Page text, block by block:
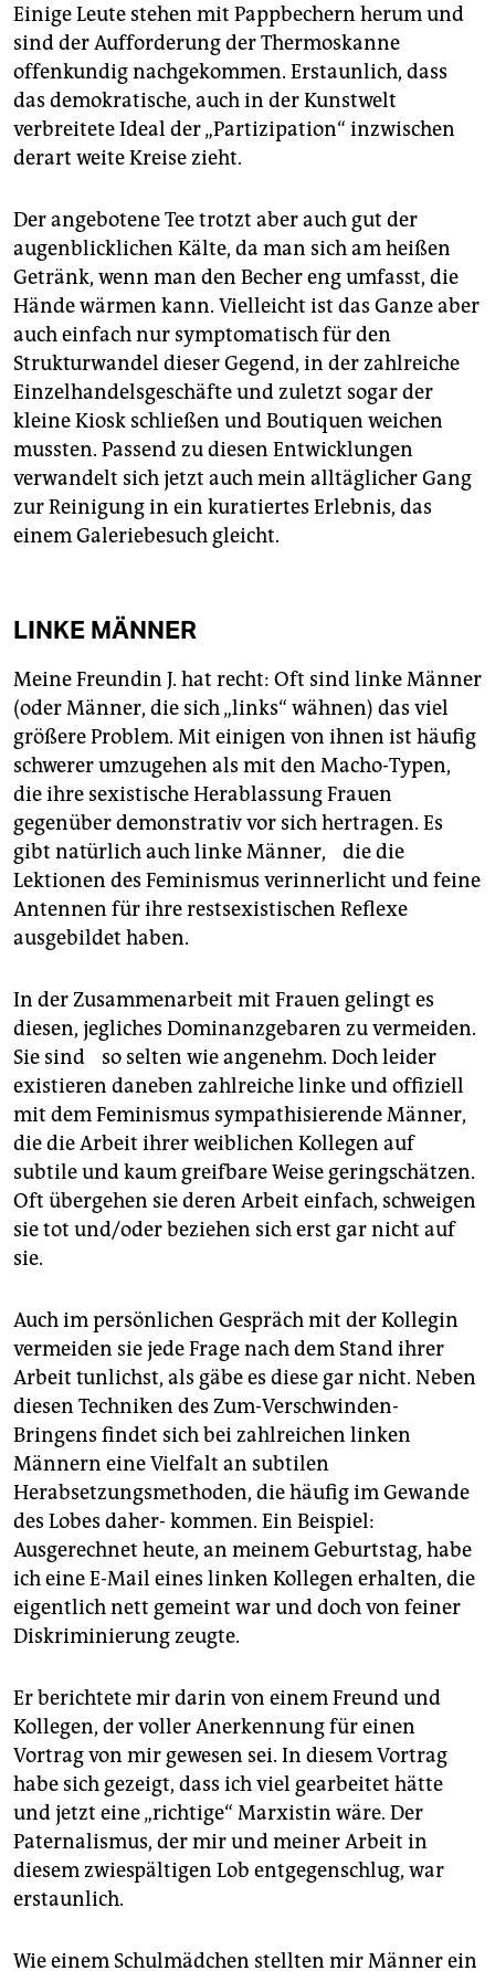
Einige Leute stehen mit Pappbechern herum und
sind der Aufforderung der Thermoskanne
offenkundig nachgekommen. Erstaunlich, dass
das demokratische, auch in der Kunstwelt
verbreitete Ideal der „Partizipation“ inzwischen
derart weite Kreise zieht.
Der angebotene Tee trotzt aber auch gut der
augenblicklichen Kälte, da man sich am heißen
Getränk, wenn man den Becher eng umfasst, die
Hände wärmen kann. Vielleicht ist das Ganze aber
auch einfach nur symptomatisch für den
Strukturwandel dieser Gegend, in der zahlreiche
Einzelhandelsgeschäfte und zuletzt sogar der
kleine Kiosk schließen und Boutiquen weichen
mussten. Passend zu diesen Entwicklungen
verwandelt sich jetzt auch mein alltäglicher Gang
zur Reinigung in ein kuratiertes Erlebnis, das
einem Galeriebesuch gleicht.
LINKE MÄNNER
Meine Freundin J. hat recht: Oft sind linke Männer
(oder Männer, die sich „links“ wähnen) das viel
größere Problem. Mit einigen von ihnen ist häufig
schwerer umzugehen als mit den Macho-Typen,
die ihre sexistische Herablassung Frauen
gegenüber demonstrativ vor sich hertragen. Es
gibt natürlich auch linke Männer, die die
Lektionen des Feminismus verinnerlicht und feine
Antennen für ihre restsexistischen Reflexe
ausgebildet haben.
In der Zusammenarbeit mit Frauen gelingt es
diesen, jegliches Dominanzgebaren zu vermeiden.
Sie sind so selten wie angenehm. Doch leider
existieren daneben zahlreiche linke und offiziell
mit dem Feminismus sympathisierende Männer,
die die Arbeit ihrer weiblichen Kollegen auf
subtile und kaum greifbare Weise geringschätzen.
Oft übergehen sie deren Arbeit einfach, schweigen
sie tot und/oder beziehen sich erst gar nicht auf
sie.
Auch im persönlichen Gespräch mit der Kollegin
vermeiden sie jede Frage nach dem Stand ihrer
Arbeit tunlichst, als gäbe es diese gar nicht. Neben
diesen Techniken des Zum-Verschwinden-
Bringens findet sich bei zahlreichen linken
Männern eine Vielfalt an subtilen
Herabsetzungsmethoden, die häufig im Gewande
des Lobes daher- kommen. Ein Beispiel:
Ausgerechnet heute, an meinem Geburtstag, habe
ich eine E-Mail eines linken Kollegen erhalten, die
eigentlich nett gemeint war und doch von feiner
Diskriminierung zeugte.
Er berichtete mir darin von einem Freund und
Kollegen, der voller Anerkennung für einen
Vortrag von mir gewesen sei. In diesem Vortrag
habe sich gezeigt, dass ich viel gearbeitet hätte
und jetzt eine „richtige“ Marxistin wäre. Der
Paternalismus, der mir und meiner Arbeit in
diesem zwiespältigen Lob entgegenschlug, war
erstaunlich.
Wie einem Schulmädchen stellten mir Männer ein